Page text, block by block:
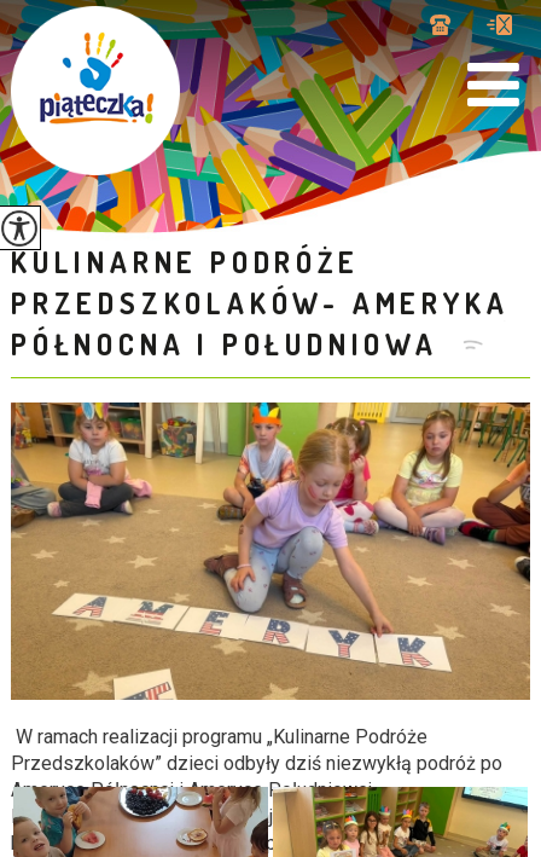
KULINARNE PODRÓŻE
PRZEDSZKOLAKÓW- AMERYKA
PÓŁNOCNA I POŁUDNIOWA
W ramach realizacji programu „Kulinarne Podróże
Przedszkolaków” dzieci odbyły dziś niezwykłą podróż po
Ameryce Północnej i Ameryce Południowej.
Na początku dzieci poznały najważniejsze informacje o obu
kontynentach poprzez krótki opis i ciekawostki. Następnie